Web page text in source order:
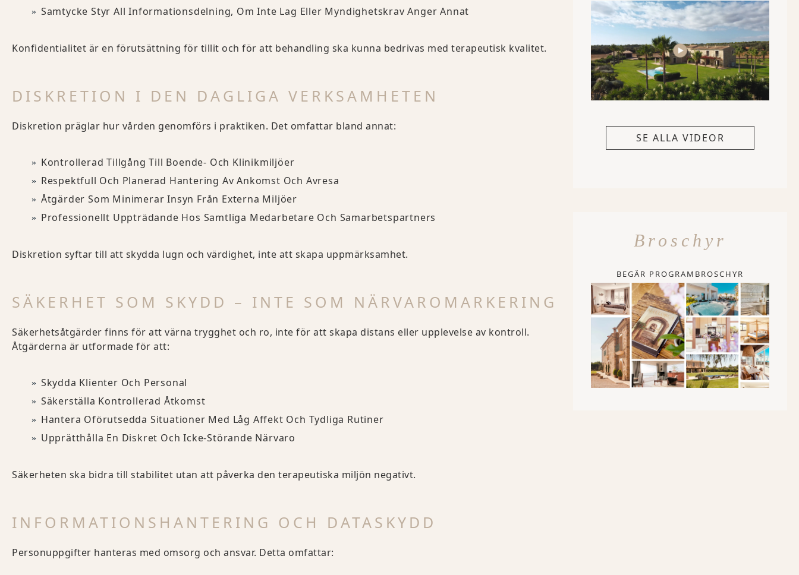
Samtycke Styr All Informationsdelning, Om Inte Lag Eller Myndighetskrav Anger Annat
Konfidentialitet är en förutsättning för tillit och för att behandling ska kunna bedrivas med terapeutisk kvalitet.
DISKRETION I DEN DAGLIGA VERKSAMHETEN
Diskretion präglar hur vården genomförs i praktiken. Det omfattar bland annat:
Kontrollerad Tillgång Till Boende- Och Klinikmiljöer
Respektfull Och Planerad Hantering Av Ankomst Och Avresa
Åtgärder Som Minimerar Insyn Från Externa Miljöer
Professionellt Uppträdande Hos Samtliga Medarbetare Och Samarbetspartners
Diskretion syftar till att skydda lugn och värdighet, inte att skapa uppmärksamhet.
SÄKERHET SOM SKYDD – INTE SOM NÄRVAROMARKERING
Säkerhetsåtgärder finns för att värna trygghet och ro, inte för att skapa distans eller upplevelse av kontroll.
Åtgärderna är utformade för att:
Skydda Klienter Och Personal
Säkerställa Kontrollerad Åtkomst
Hantera Oförutsedda Situationer Med Låg Affekt Och Tydliga Rutiner
Upprätthålla En Diskret Och Icke-Störande Närvaro
Säkerheten ska bidra till stabilitet utan att påverka den terapeutiska miljön negativt.
INFORMATIONSHANTERING OCH DATASKYDD
Personuppgifter hanteras med omsorg och ansvar. Detta omfattar:
SE ALLA VIDEOR
Broschyr
BEGÄR PROGRAMBROSCHYR